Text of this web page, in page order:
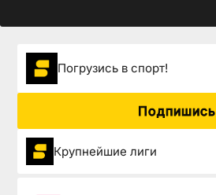
Погрузиcь в спорт!
Подпишись
Крупнейшие лиги